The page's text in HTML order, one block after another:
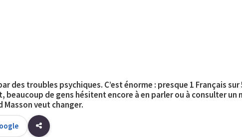
des troubles psychiques. C’est énorme : presque 1 Français
beaucoup de gens hésitent encore à en parler ou à consulter
Masson veut changer.